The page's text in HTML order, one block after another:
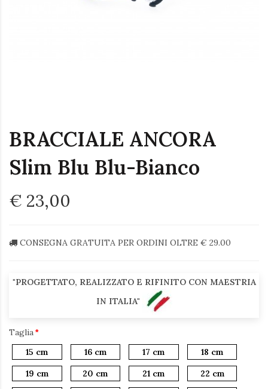
BRACCIALE ANCORA
Slim Blu Blu-Bianco
€ 23,00
CONSEGNA GRATUITA PER ORDINI OLTRE € 29.00
"PROGETTATO, REALIZZATO E RIFINITO CON MAESTRIA
IN ITALIA"
Taglia
15 cm
16 cm 17 cm
18 cm
19 cm
20 cm 21 cm
22 cm